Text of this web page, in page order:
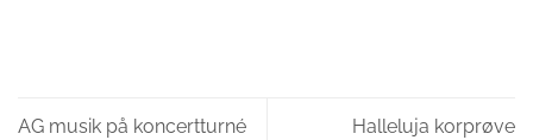
AG musik på koncertturné Halleluja korprøve